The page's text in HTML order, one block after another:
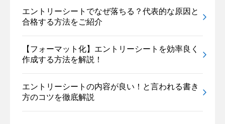
エントリーシートでなぜ落ちる？代表的な原因と
合格する方法をご紹介
【フォーマット化】エントリーシートを効率良く
作成する方法を解説！
エントリーシートの内容が良い！と言われる書き
方のコツを徹底解説